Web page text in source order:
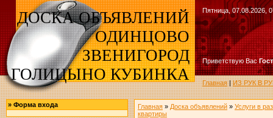
ДОСКА ОБЪЯВЛЕНИЙ
ОДИНЦОВО
ЗВЕНИГОРОД
ГОЛИЦЫНО КУБИНКА
Пятница, 07.08.2026,
Приветствую Вас
Главная|ИЗ РУК В
» Форма входа Главная» Доска объявлений» Услуги в
квартиры